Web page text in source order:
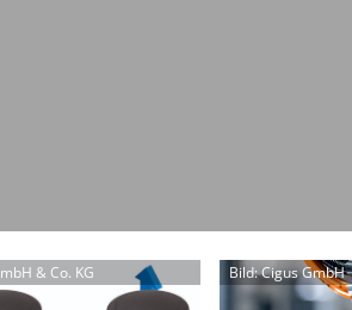
& Co. KG Bild: Cigus GmbH